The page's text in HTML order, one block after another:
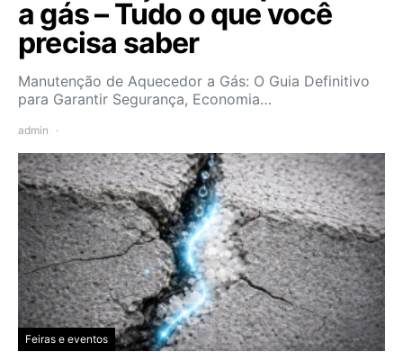
a gás – Tudo o que você
precisa saber
Manutenção de Aquecedor a Gás: O Guia Definitivo
para Garantir Segurança, Economia…
admin
Feiras e eventos